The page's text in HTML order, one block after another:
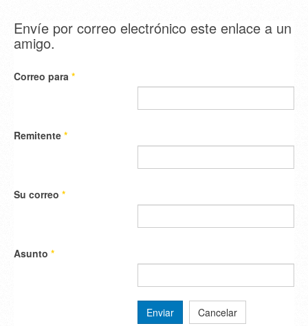
Envíe por correo electrónico este enlace a un
amigo.
Correo para *
Remitente *
Su correo *
Asunto *
Enviar Cancelar